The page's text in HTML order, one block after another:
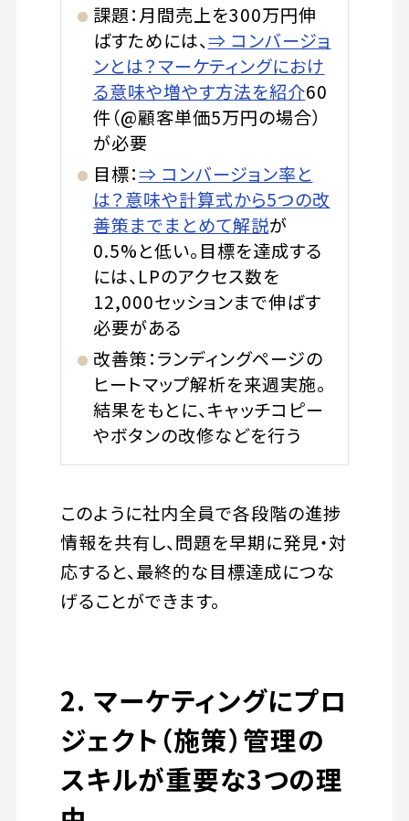
課題：月間売上を300万円伸
ばすためには、⇒ コンバージョ
ンとは？マーケティングにおけ
る意味や増やす方法を紹介60
件（@顧客単価5万円の場合）
が必要
目標：⇒ コンバージョン率と
は？意味や計算式から5つの改
善策までまとめて解説が
0.5%と低い。目標を達成する
には、LPのアクセス数を
12,000セッションまで伸ばす
必要がある
改善策：ランディングページの
ヒートマップ解析を来週実施。
結果をもとに、キャッチコピー
やボタンの改修などを行う
このように社内全員で各段階の進捗
情報を共有し、問題を早期に発見・対
応すると、最終的な目標達成につな
げることができます。
2. マーケティングにプロ
ジェクト（施策）管理の
スキルが重要な3つの理